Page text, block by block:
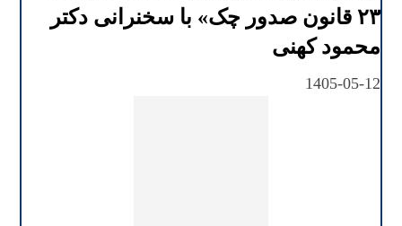
۲۳ قانون صدور چک» با سخنرانی دکتر
محمود کهنی
1405-05-12